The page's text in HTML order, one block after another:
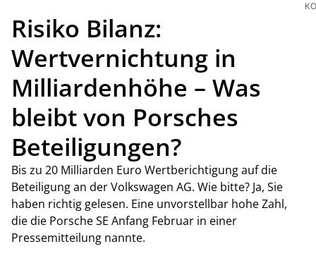
Risiko Bilanz:
Wertvernichtung in
Milliardenhöhe – Was
bleibt von Porsches
Beteiligungen?
Bis zu 20 Milliarden Euro Wertberichtigung auf die
Beteiligung an der Volkswagen AG. Wie bitte? Ja, Sie
haben richtig gelesen. Eine unvorstellbar hohe Zahl,
die die Porsche SE Anfang Februar in einer
Pressemitteilung nannte.